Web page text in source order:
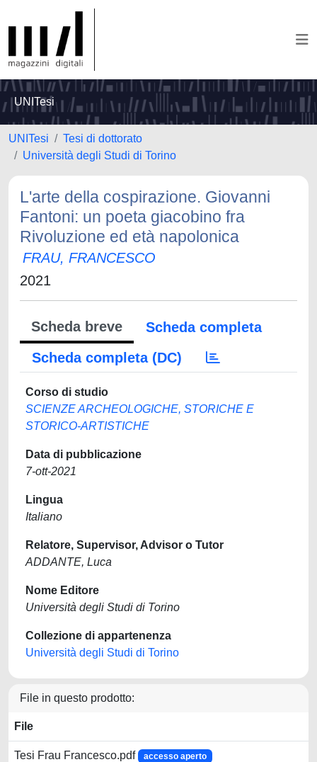
UNITesi
UNITesi
Tesi di dottorato
Università degli Studi di Torino
L'arte della cospirazione. Giovanni
Fantoni: un poeta giacobino fra
Rivoluzione ed età napolonica
FRAU, FRANCESCO
2021
Scheda breve
Scheda completa
Scheda completa (DC)
Corso di studio
SCIENZE ARCHEOLOGICHE, STORICHE E
STORICO-ARTISTICHE
Data di pubblicazione
7-ott-2021
Lingua
Italiano
Relatore, Supervisor, Advisor o Tutor
ADDANTE, Luca
Nome Editore
Università degli Studi di Torino
Collezione di appartenenza
Università degli Studi di Torino
File in questo prodotto:
File
Tesi Frau Francesco.pdf accesso aperto